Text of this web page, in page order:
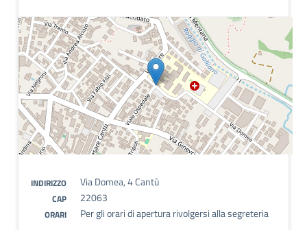
INDIRIZZO Via Domea, 4 Cantù
CAP 22063
ORARI Per gli orari di apertura rivolgersi alla segreteria